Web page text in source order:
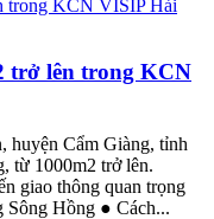
trở lên trong KCN
Cẩm Giàng, tỉnh
từ 1000m2 trở lên.
giao thông quan trọng
Sông Hồng ● Cách...